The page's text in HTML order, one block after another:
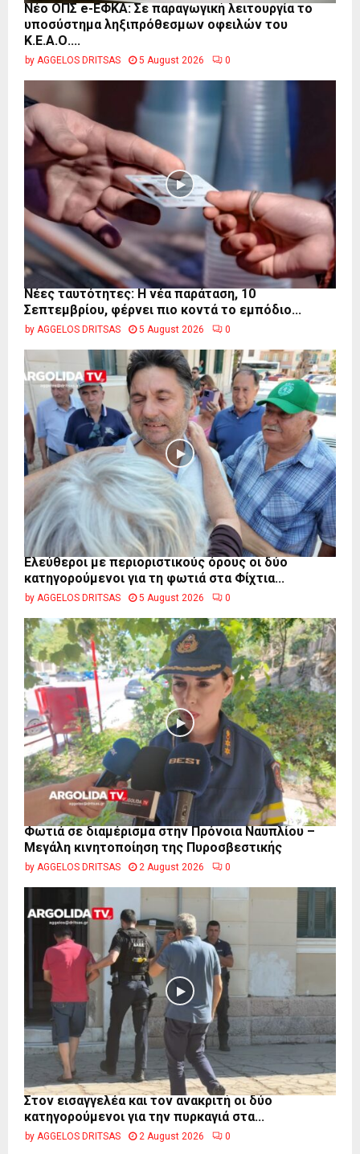
Νέο ΟΠΣ e-ΕΦΚΑ: Σε παραγωγική λειτουργία το
υποσύστημα ληξιπρόθεσμων οφειλών του
Κ.Ε.Α.Ο....
by AGGELOS DRITSAS 5 August 2026 0
Νέες ταυτότητες: Η νέα παράταση, 10
Σεπτεμβρίου, φέρνει πιο κοντά το εμπόδιο...
by AGGELOS DRITSAS 5 August 2026 0
Ελεύθεροι με περιοριστικούς όρους οι δύο
κατηγορούμενοι για τη φωτιά στα Φίχτια...
by AGGELOS DRITSAS 5 August 2026 0
Φωτιά σε διαμέρισμα στην Πρόνοια Ναυπλίου –
Μεγάλη κινητοποίηση της Πυροσβεστικής
by AGGELOS DRITSAS 2 August 2026 0
Στον εισαγγελέα και τον ανακριτή οι δύο
κατηγορούμενοι για την πυρκαγιά στα...
by AGGELOS DRITSAS 2 August 2026 0